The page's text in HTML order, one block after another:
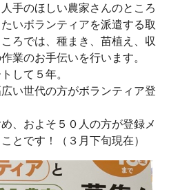
手のほしい農家さんのところ
いボランティアを派遣する取
ろでは、種まき、苗植え、収
業のお手伝いを行います。
して５年。
い世代の方がボランティア登
、およそ５０人の方が登録メ
とです！（３月下旬現在）